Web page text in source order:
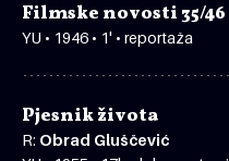
Filmske novosti 35/46
YU • 1946 • 1' • reportaža
Pjesnik života
R: Obrad Gluščević